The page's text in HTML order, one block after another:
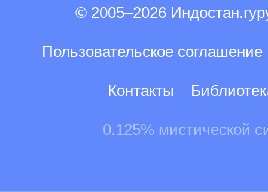
© 2005–2026
Пользовательское соглашение
Контакты
0.125% мистической